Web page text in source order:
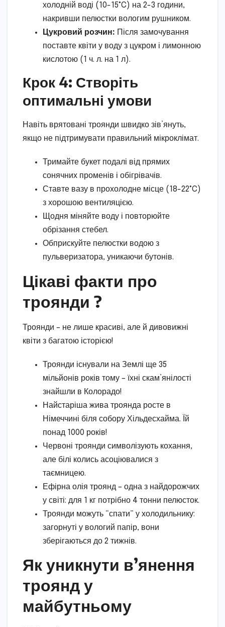
холодній воді (10-15°C) на 2-3 години,
накривши пелюстки вологим рушником.
Цукровий розчин: Після замочування
поставте квіти у воду з цукром і лимонною
кислотою (1 ч. л. на 1 л).
Крок 4: Створіть
оптимальні умови
Навіть врятовані троянди швидко зів’януть,
якщо не підтримувати правильний мікроклімат.
Тримайте букет подалі від прямих
сонячних променів і обігрівачів.
Ставте вазу в прохолодне місце (18-22°C)
з хорошою вентиляцією.
Щодня міняйте воду і повторюйте
обрізання стебел.
Обприскуйте пелюстки водою з
пульверизатора, уникаючи бутонів.
Цікаві факти про
троянди ?
Троянди – не лише красиві, але й дивовижні
квіти з багатою історією!
Троянди існували на Землі ще 35
мільйонів років тому – їхні скам’янілості
знайшли в Колорадо!
Найстаріша жива троянда росте в
Німеччині біля собору Хільдесхайма. Їй
понад 1000 років!
Червоні троянди символізують кохання,
але білі колись асоціювалися з
таємницею.
Ефірна олія троянд – одна з найдорожчих
у світі: для 1 кг потрібно 4 тонни пелюсток.
Троянди можуть “спати” у холодильнику:
загорнуті у вологий папір, вони
зберігаються до 2 тижнів.
Як уникнути в’янення
троянд у
майбутньому